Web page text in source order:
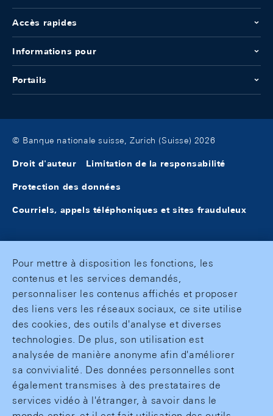
Accès rapides
Informations pour
Portails
© Banque nationale suisse, Zurich (Suisse) 2026
Droit d'auteur Limitation de la responsabilité
Protection des données
Courriels, appels téléphoniques et sites frauduleux
Pour mettre à disposition les fonctions, les
contenus et les services demandés,
personnaliser les contenus affichés et proposer
des liens vers les réseaux sociaux, ce site utilise
des cookies, des outils d'analyse et diverses
technologies. De plus, son utilisation est
analysée de manière anonyme afin d'améliorer
sa convivialité. Des données personnelles sont
également transmises à des prestataires de
services vidéo à l'étranger, à savoir dans le